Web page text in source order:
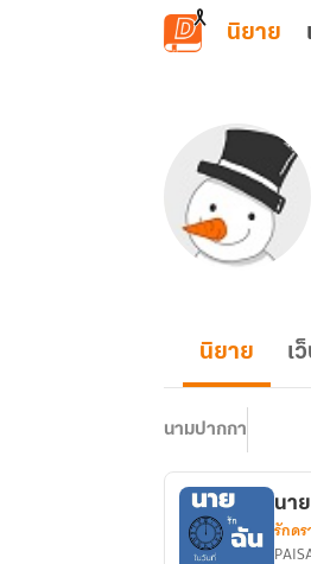
ข้ามไปยังเนื้อหาหลัก
นิยาย
นิยาย เ
นามปากกา
นา
รักด